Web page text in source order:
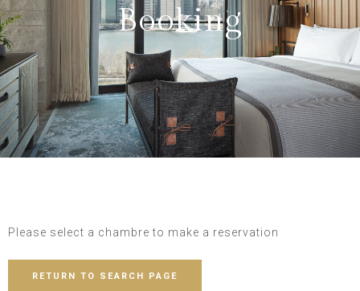
Booking
Please select a chambre to make a reservation
RETURN TO SEARCH PAGE